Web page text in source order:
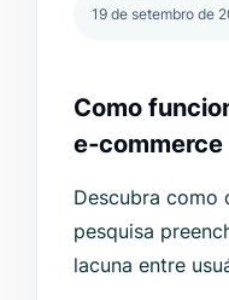
19 de setembro de
Como
e‑commerce
Descubra como
pesquisa
lacuna entre